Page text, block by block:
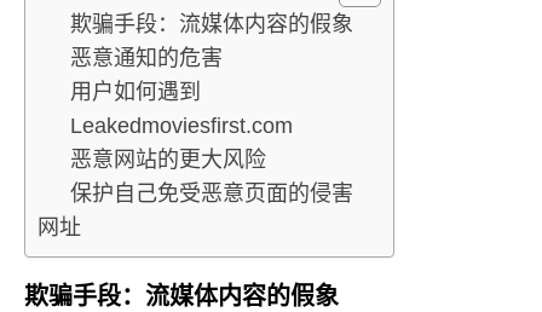
欺骗手段：流媒体内容的假象
恶意通知的危害
用户如何遇到
Leakedmoviesfirst.com
恶意网站的更大风险
保护自己免受恶意页面的侵害
网址
欺骗手段：流媒体内容的假象